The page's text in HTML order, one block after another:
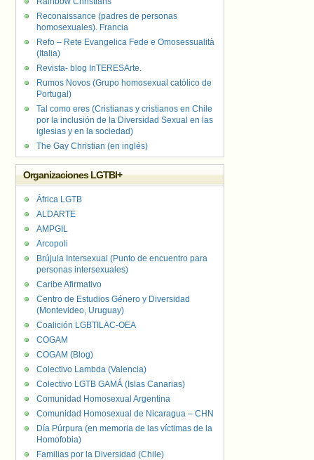
Reconaissance (padres de personas
homosexuales). Francia
Refo – Rete Evangelica Fede e Omosessualità
(Italia)
Revista- blog InTERESArte.
Rumos Novos (Grupo homosexual católico de
Portugal)
Tal como eres (Cristianas y cristianos en Chile
por la inclusión de la Diversidad Sexual en las
iglesias y en la sociedad)
The Gay Christian (en inglés)
Organizaciones LGTBI+
África LGTB
ALDARTE
AMPGIL
Arcopoli
Brújula Intersexual (Punto de encuentro para
personas intersexuales)
Caribe Afirmativo
Centro de Estudios Género y Diversidad
(Montevideo, Uruguay)
Coalición LGBTILAC-OEA
COGAM
COGAM (Blog)
Colectivo Lambda (Valencia)
Colectivo LGTB GAMÁ (Islas Canarias)
Comunidad Homosexual Argentina
Comunidad Homosexual de Nicaragua – CHN
Día Púrpura (en memoria de las víctimas de la
Homofobia)
Familias por la Diversidad (Chile)